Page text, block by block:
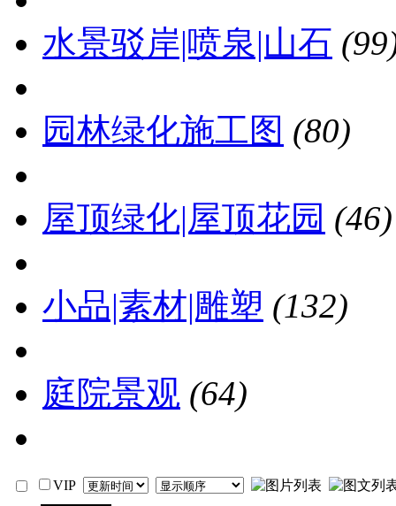
水景驳岸|喷泉|山石
园林绿化施工图 (80)
屋顶绿化|屋顶花园 (46)
小品|素材|雕塑 (132)
庭院景观 (64)
VIP